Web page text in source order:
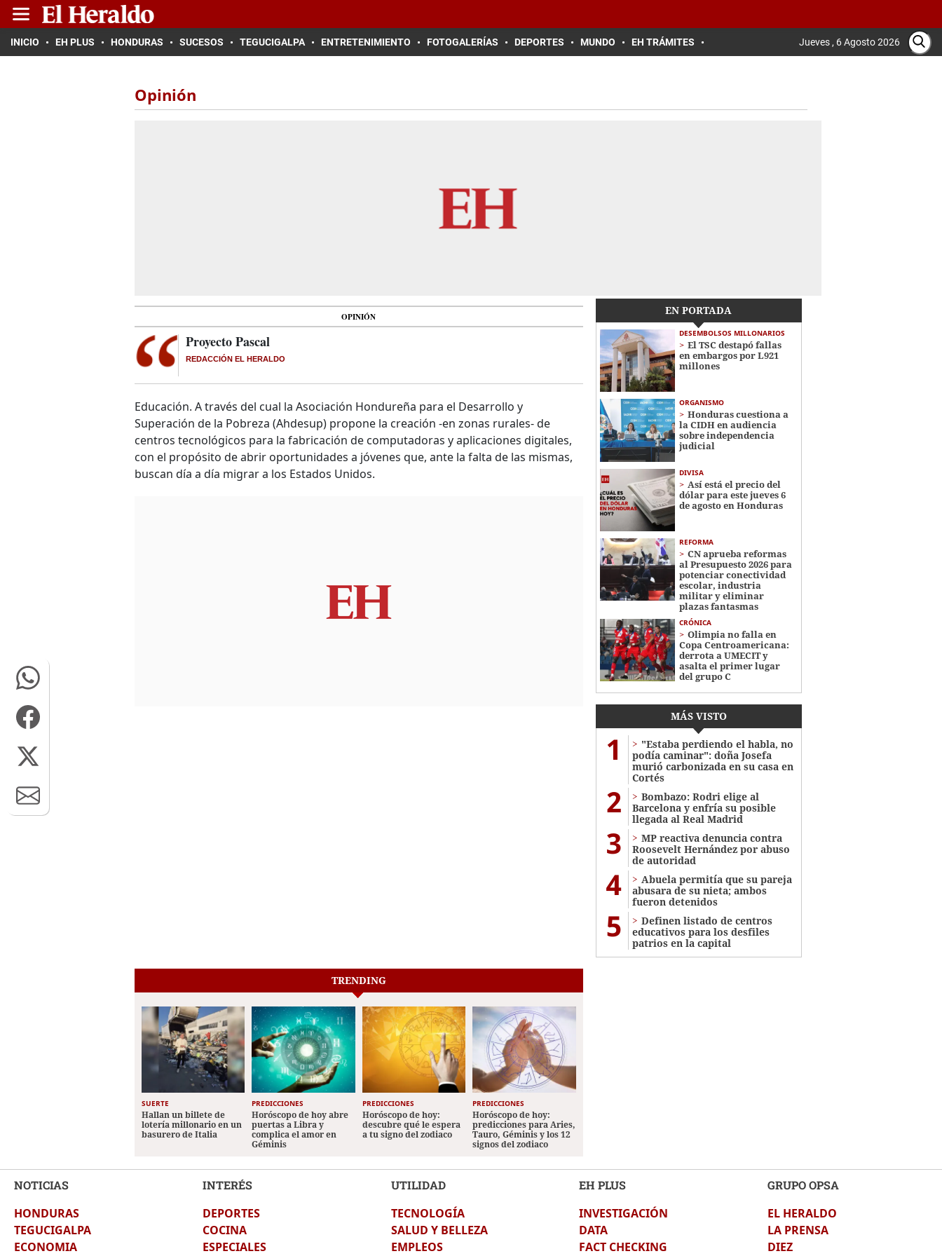
INICIO EH PLUS HONDURAS SUCESOS TEGUCIGALPA ENTRETENIMIENTO FOTOGALERÍAS DEPORTES MUNDO EH TRÁMITES Jueves , 6 Agosto 2026
Opinión
OPINIÓN
Proyecto Pascal
REDACCIÓN EL HERALDO
Educación. A través del cual la Asociación Hondureña para el Desarrollo y
Superación de la Pobreza (Ahdesup) propone la creación -en zonas rurales- de
centros tecnológicos para la fabricación de computadoras y aplicaciones digitales,
con el propósito de abrir oportunidades a jóvenes que, ante la falta de las mismas,
buscan día a día migrar a los Estados Unidos.
EN PORTADA
DESEMBOLSOS MILLONARIOS
El TSC destapó fallas
en embargos por L921
millones
ORGANISMO
Honduras cuestiona a
la CIDH en audiencia
sobre independencia
judicial
DIVISA
Así está el precio del
dólar para este jueves 6
de agosto en Honduras
REFORMA
CN aprueba reformas
al Presupuesto 2026 para
potenciar conectividad
escolar, industria
militar y eliminar
plazas fantasmas
CRÓNICA
Olimpia no falla en
Copa Centroamericana:
derrota a UMECIT y
asalta el primer lugar
del grupo C
MÁS VISTO
1
"Estaba perdiendo el habla, no
podía caminar": doña Josefa
murió carbonizada en su casa en
Cortés
2
Bombazo: Rodri elige al
Barcelona y enfría su posible
llegada al Real Madrid
3
MP reactiva denuncia contra
Roosevelt Hernández por abuso
de autoridad
4
Abuela permitía que su pareja
abusara de su nieta; ambos
fueron detenidos
5
Definen listado de centros
educativos para los desfiles
patrios en la capital
TRENDING
SUERTE
Hallan un billete de
lotería millonario en un
basurero de Italia
PREDICCIONES
Horóscopo de hoy abre
puertas a Libra y
complica el amor en
Géminis
PREDICCIONES
Horóscopo de hoy:
descubre qué le espera
a tu signo del zodiaco
PREDICCIONES
Horóscopo de hoy:
predicciones para Aries,
Tauro, Géminis y los 12
signos del zodiaco
NOTICIAS
HONDURAS
TEGUCIGALPA
ECONOMIA
INTERÉS
DEPORTES
COCINA
ESPECIALES
UTILIDAD
TECNOLOGÍA
SALUD Y BELLEZA
EMPLEOS
EH PLUS
INVESTIGACIÓN
DATA
FACT CHECKING
GRUPO OPSA
EL HERALDO
LA PRENSA
DIEZ